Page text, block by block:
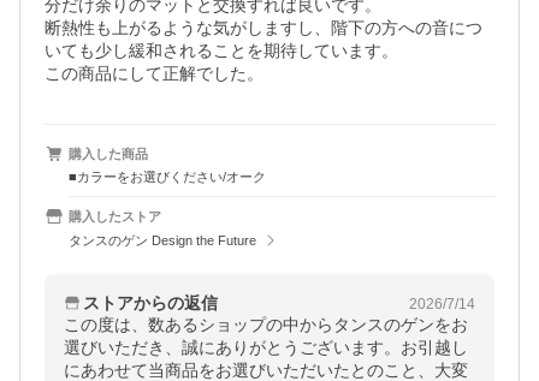
分だけ余りのマットと交換すれば良いです。
断熱性も上がるような気がしますし、階下の方への音につ
いても少し緩和されることを期待しています。
この商品にして正解でした。
購入した商品
■カラーをお選びください/オーク
購入したストア
タンスのゲン Design the Future
ストアからの返信 2026/7/14
この度は、数あるショップの中からタンスのゲンをお
選びいただき、誠にありがとうございます。お引越し
にあわせて当商品をお選びいただいたとのこと、大変